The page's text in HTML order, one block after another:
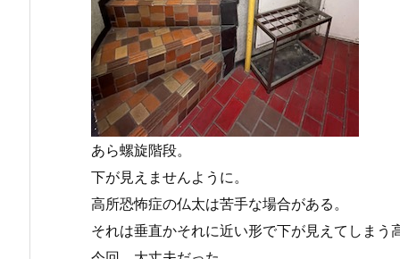
あら螺旋階段。
下が見えませんように。
高所恐怖症の仏太は苦手な場合がある。
それは垂直かそれに近い形で下が見えてしまう